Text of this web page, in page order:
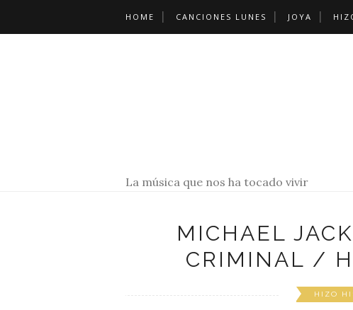
HOME CANCIONES LUNES JOYA
La música que nos ha tocado vivir
MICHAEL
CRIMINAL /
HIZO